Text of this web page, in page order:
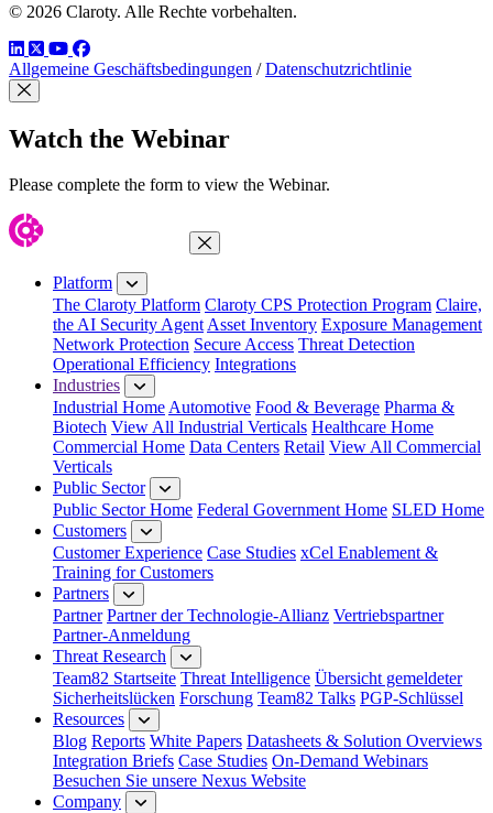
© 2026 Claroty. Alle Rechte vorbehalten.
LinkedIn
TwitterYouTube
Facebook
Allgemeine Geschäftsbedingungen / Datenschutzrichtlinie
Close Modal
Watch the Webinar
Please complete the form to view the Webinar.
Close Menu
Platform
The Claroty Platform Claroty CPS Protection Program Claire,
the AI Security AgentAsset Inventory Exposure Management
Network Protection Secure Access Threat Detection
Operational Efficiency Integrations
Industries
Industrial HomeAutomotive Food & Beverage Pharma &
Biotech View All Industrial Verticals Healthcare Home
Commercial Home Data Centers Retail View All Commercial
Verticals
Public Sector
Public Sector Home Federal Government Home SLED Home
Customers
Customer Experience Case Studies xCel Enablement &
Training for Customers
Partners
Partner Partner der Technologie-Allianz Vertriebspartner
Partner-Anmeldung
Threat Research
Team82 Startseite Threat Intelligence Übersicht gemeldeter
Sicherheitslücken Forschung Team82 Talks PGP-Schlüssel
Resources
Blog Reports White Papers Datasheets & Solution Overviews
Integration Briefs Case Studies On-Demand Webinars
Besuchen Sie unsere Nexus Website
Company